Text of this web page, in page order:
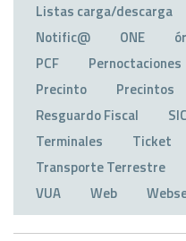
Listas carga/descarga
Notific@
ONE
PCF
Pernoctaciones
Precinto
Precintos
Resguardo Fiscal
Terminales
Ticket
Transporte Terrestre
VUA
Web